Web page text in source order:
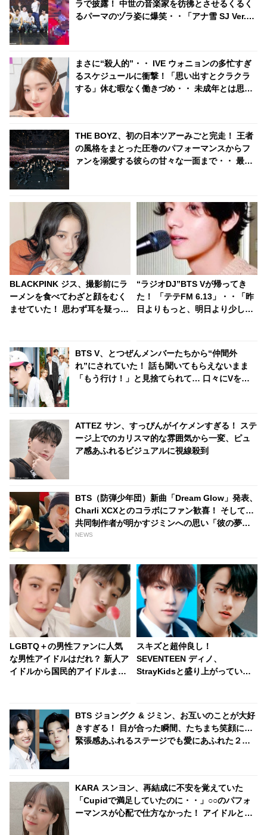
ラで披露！ 中世の音楽家を彷彿とさせるくるく
るパーマのヅラ姿に爆笑・・「アナ雪 SJ Ver.」
まさに“殺人的”・・ IVE ウォニョンの多忙すぎ
るスケジュールに衝撃！「思い出すとクラクラ
する」休む暇なく働きづめ・・ 未成年とは思え
THE BOYZ、初の日本ツアーみごと完走！ 王者
の風格をまとった圧巻のパフォーマンスからフ
ァンを溺愛する彼らの甘々な一面まで・・ 最終
BLACKPINK ジス、撮影前にラ
ーメンを食べてわざと顔をむく
ませていた！ 思わず耳を疑って
こその悩みにネチズンも仰天
“ラジオDJ”BTS Vが帰ってき
た！ 「テテFM 6.13」・・「昨
日よりもっと、明日より少し愛
BTS V、とつぜんメンバーたちから“仲間外
れ”にされていた！ 話も聞いてもらえないまま
「もう行け！」と見捨てられて… 口々にVをバ
ATTEZ サン、すっぴんがイケメンすぎる！ ステ
ージ上でのカリスマ的な雰囲気から一変、ピュ
ア感あふれるビジュアルに視線殺到
BTS（防弾少年団）新曲「Dream Glow」発表、
Charli XCXとのコラボにファン歓喜！ そして…
共同制作者が明かすジミンへの思い「彼の夢、
そして彼の絶望から生まれた歌」
NEWS
LGBTQ＋の男性ファンに人気
な男性アイドルはだれ？ 新人ア
イドルから国民的アイドルま
スキズと超仲良し！
SEVENTEEN ディノ、
StrayKidsと盛り上がっていた
グループの元へ連行・・ かわい
すぎる一部始終に爆笑
BTS ジョングク & ジミン、お互いのことが大好
きすぎる！ 目が合った瞬間、たちまち笑顔に…
緊張感あふれるステージでも愛にあふれた２人
KARA スンヨン、再結成に不安を覚えていた
「Cupidで満足していたのに・・」○○のパフォ
ーマンスが心配で仕方なかった！ アイドルとし